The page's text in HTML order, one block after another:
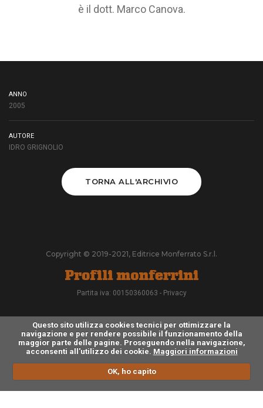
è il dott. Marco Canova.
ANNO
2005
AUTORE
IDRO GRIGNOLIO
TORNA ALL'ARCHIVIO
Copyright © 2019-2021, Editrice Monferrato S.r.l.
Partita iva: 00150360063 - Privacy
Questo sito utilizza cookies tecnici per ottimizzare la
navigazione e per rendere possibile il funzionamento della
maggior parte delle pagine. Proseguendo nella navigazione,
acconsenti all'utilizzo dei cookie. Maggiori informazioni
OK, ho capito